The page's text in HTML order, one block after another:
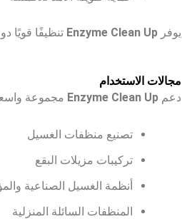
يوفر Enzyme Clean Up تنظيفًا قويًا
مجالات الاستخدام
دعم Enzyme Clean Up مجموعة
تصنيع منظفات الغسيل
تركيبات مزيلات البقع
أنظمة الغسيل الصناعية
المنظفات السائلة المنزلية